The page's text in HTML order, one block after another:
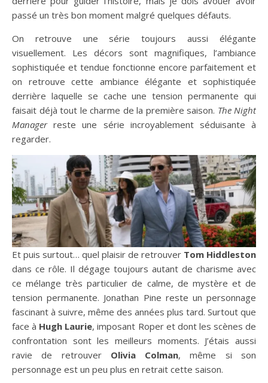
passé un très bon moment malgré quelques défauts.
On retrouve une série toujours aussi élégante
visuellement. Les décors sont magnifiques, l’ambiance
sophistiquée et tendue fonctionne encore parfaitement et
on retrouve cette ambiance élégante et sophistiquée
derrière laquelle se cache une tension permanente qui
faisait déjà tout le charme de la première saison. The Night
Managerreste une série incroyablement séduisante à
regarder.
Et puis surtout… quel plaisir de retrouver Tom Hiddleston
dans ce rôle. Il dégage toujours autant de charisme avec
ce mélange très particulier de calme, de mystère et de
tension permanente. Jonathan Pine reste un personnage
fascinant à suivre, même des années plus tard. Surtout que
face à Hugh Laurie, imposant Roper et dont les scènes de
confrontation sont les meilleurs moments. J’étais aussi
ravie de retrouver Olivia Colman, même si son
personnage est un peu plus en retrait cette saison.